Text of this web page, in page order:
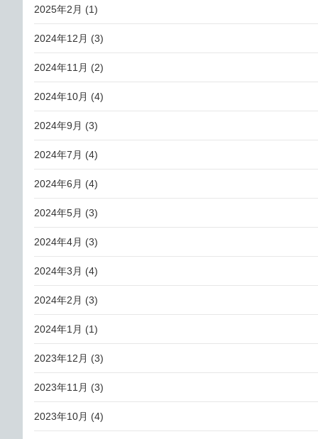
2025年2月 (1)
2024年12月 (3)
2024年11月 (2)
2024年10月 (4)
2024年9月 (3)
2024年7月 (4)
2024年6月 (4)
2024年5月 (3)
2024年4月 (3)
2024年3月 (4)
2024年2月 (3)
2024年1月 (1)
2023年12月 (3)
2023年11月 (3)
2023年10月 (4)